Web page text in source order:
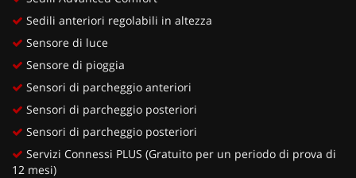
Sedili anteriori regolabili in altezza
Sensore di luce
Sensore di pioggia
Sensori di parcheggio anteriori
Sensori di parcheggio posteriori
Sensori di parcheggio posteriori
Servizi Connessi PLUS (Gratuito per un periodo di prova di
12 mesi)